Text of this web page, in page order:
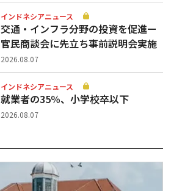
インドネシアニュース
交通・インフラ分野の投資を促進ー
官民商談会に先立ち事前説明会実施
2026.08.07
インドネシアニュース
就業者の35％、小学校卒以下
2026.08.07